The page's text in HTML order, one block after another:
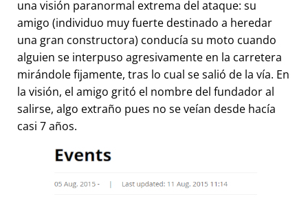
una visión paranormal extrema del ataque: su
amigo (individuo muy fuerte destinado a heredar
una gran constructora) conducía su moto cuando
alguien se interpuso agresivamente en la carretera
mirándole fijamente, tras lo cual se salió de la vía. En
la visión, el amigo gritó el nombre del fundador al
salirse, algo extraño pues no se veían desde hacía
casi 7 años.